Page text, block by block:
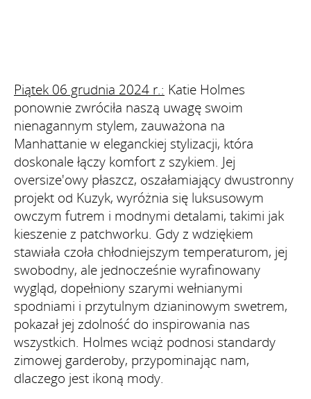
Piątek 06 grudnia 2024 r.: Katie Holmes
ponownie zwróciła naszą uwagę swoim
nienagannym stylem, zauważona na
Manhattanie w eleganckiej stylizacji, która
doskonale łączy komfort z szykiem. Jej
oversize'owy płaszcz, oszałamiający dwustronny
projekt od Kuzyk, wyróżnia się luksusowym
owczym futrem i modnymi detalami, takimi jak
kieszenie z patchworku. Gdy z wdziękiem
stawiała czoła chłodniejszym temperaturom, jej
swobodny, ale jednocześnie wyrafinowany
wygląd, dopełniony szarymi wełnianymi
spodniami i przytulnym dzianinowym swetrem,
pokazał jej zdolność do inspirowania nas
wszystkich. Holmes wciąż podnosi standardy
zimowej garderoby, przypominając nam,
dlaczego jest ikoną mody.